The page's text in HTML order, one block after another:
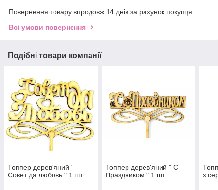
Повернення товару впродовж 14 днів за рахунок покупця
Всі умови повернення
Подібні товари компанії
Топпер дерев'яний "
Совет да любовь " 1 шт.
Топпер дерев'яний " С
Праздником " 1 шт.
з